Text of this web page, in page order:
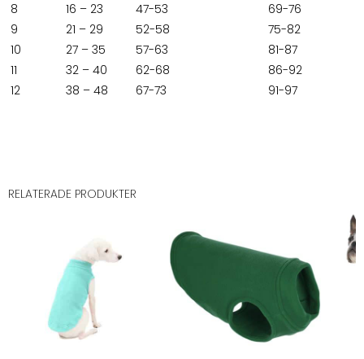
8
16 – 23 47-53
69-76
9
21 – 29 52-58
75-82
10
27 – 35 57-63
81-87
11
32 – 40 62-68
86-92
12
38 – 48 67-73 91-97
RELATERADE PRODUKTER